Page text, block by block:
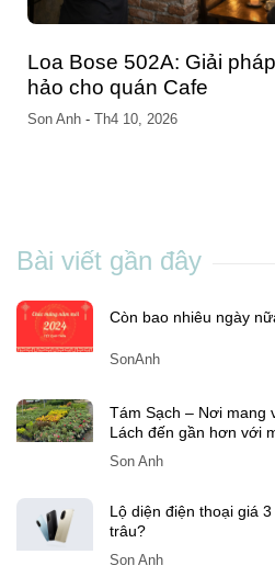
Tư vấn chọn cấu hình
CNTT: Đừng chi tiền sai
Bài viết gần đây
Còn bao nhiêu ngày
SonAnh
Tám Sạch – Nơi mang
Lách đến gần hơn với
Son Anh
Lộ diện điện thoại giá
trâu?
Son Anh